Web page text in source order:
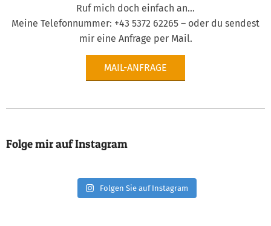
Ruf mich doch einfach an...
Meine Telefonnummer: +43 5372 62265 – oder du sendest
mir eine Anfrage per Mail.
MAIL-ANFRAGE
Folge mir auf Instagram
Folgen Sie auf Instagram